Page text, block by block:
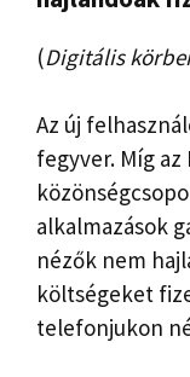
(Digitális
Az új
fegyver. Míg
alkalmazások
nézők nem
költségeket
telefonjukon